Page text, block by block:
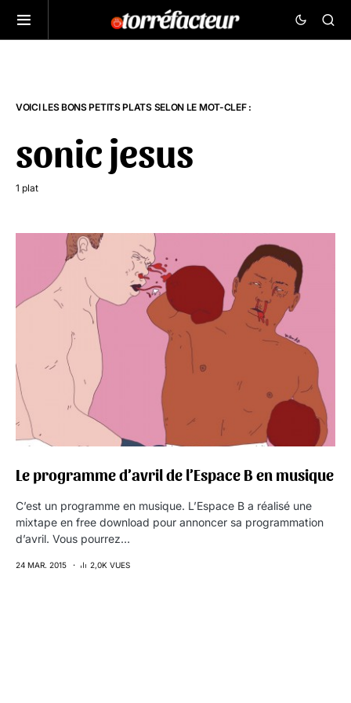
VOICI LES BONS PETITS PLATS SELON LE MOT-CLEF :
sonic jesus
1 plat
Le programme d’avril de l’Espace B en musique
C’est un programme en musique. L’Espace B a réalisé une
mixtape en free download pour annoncer sa programmation
d’avril. Vous pourrez…
24 MAR. 2015 2,0K VUES